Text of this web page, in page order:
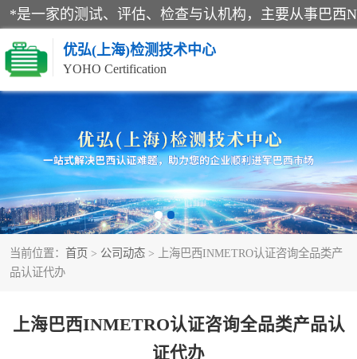
优弘(上海)检测技术中心
YOHO Certification
当前位置： 首页 > 公司动态 > 上海巴西INMETRO认证咨询全品类产
品认证代办
上海巴西INMETRO认证咨询全品类产品认
证代办
RECYCLASS认证
NR12认证
ART认证
巴西认证